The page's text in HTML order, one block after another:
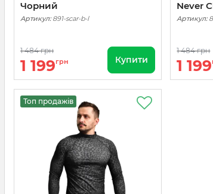
Чорний
Артикул:891-scar-b-l
1 484 грн
1 199грн Купити
Never
Артикул:
1 484 грн
1 199
Топ продажів